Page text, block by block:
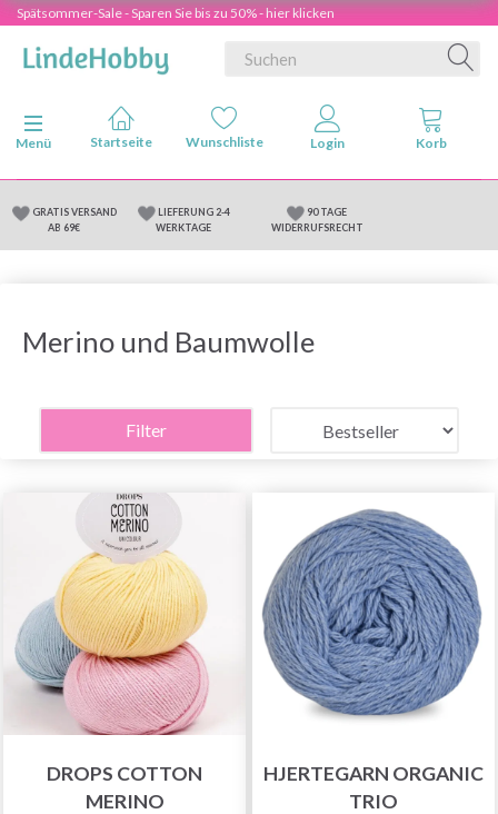
Spätsommer-Sale - Sparen Sie bis zu 50% - hier klicken
Anzeige ändern
Menü
GRATIS VERSAND
AB 69€
LIEFERUNG 2-4
WERKTAGE
90 TAGE
WIDERRUFSRECHT
Merino und Baumwolle
Filter
DROPS COTTON
MERINO
HJERTEGARN ORGANIC
TRIO